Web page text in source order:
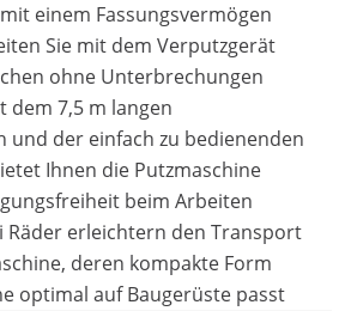
einem Fassungsvermögen
Sie mit dem Verputzgerät
ohne Unterbrechungen
dem 7,5 m langen
und der einfach zu bedienenden
Ihnen die Putzmaschine
beim Arbeiten
Räder erleichtern den Transport
deren kompakte Form
optimal auf Baugerüste passt